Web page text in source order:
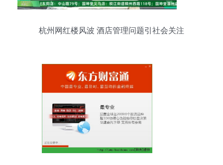
杭州网红楼风波 酒店管理问题引社会关注